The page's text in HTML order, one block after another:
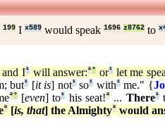
199 I x589 would speak 1696 z8762 to
I¹will answer:ª° or¹let me
but¹ [it is] not¹so¹ with¹me." {
ª°[even] to¹ his seat!ª ... There¹
ª [is, that] the Almightyª would